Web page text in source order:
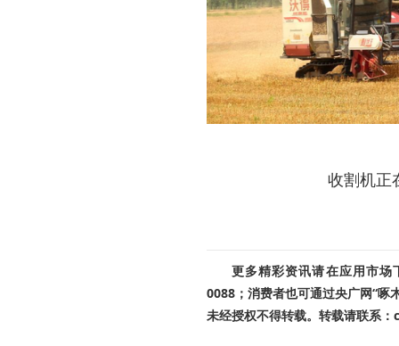
收割机正
更多精彩资讯请在应用市场
0088；消费者也可通过央广网“啄
未经授权不得转载。转载请联系